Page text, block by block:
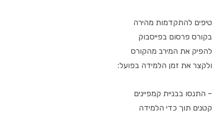
טיפים להתקדמות מהירה
בקורס פרסום בפייסבוק
להפיק את המירב מהקורס
ולקצר את זמן הלמידה בפועל:
– התנסו בבניית קמפיינים
קטנים תוך כדי הלמידה